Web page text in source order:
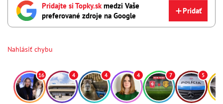
Pridajte si Topky.skmedzi Vaše
preferované zdroje na Google
Pridať
Nahlásiť chybu
16 4 4 4 7 5